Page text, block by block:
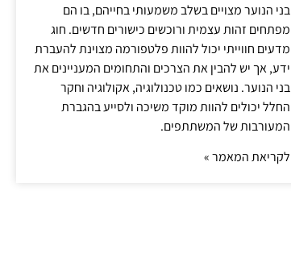
בני הנוער מצויים בשלב משמעותי בחייהם, בו הם
מפתחים זהות עצמית ורוכשים כישורים חדשים. חוג
מדעים חווייתי יכול להוות פלטפורמה מצוינת להעברת
ידע, אך יש להבין את הצרכים והתחומים המעניינים את
בני הנוער. נושאים כמו טכנולוגיה, אקולוגיה וחקר
החלל יכולים להוות מוקד משיכה ולסייע בהגברת
המעורבות של המשתתפים.
לקריאת המאמר »